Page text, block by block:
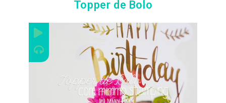
Topper de Bolo